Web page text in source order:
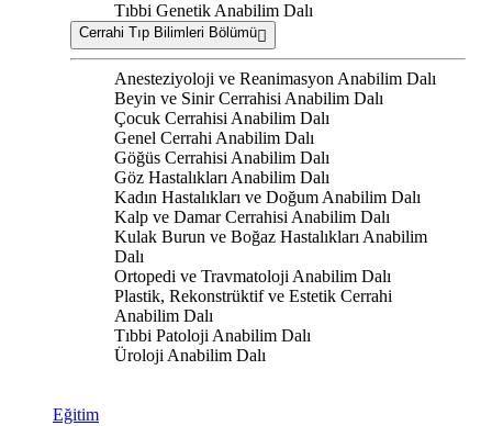
Tıbbi Genetik Anabilim Dalı
Cerrahi Tıp Bilimleri Bölümü
Anesteziyoloji ve Reanimasyon Anabilim Dalı
Beyin ve Sinir Cerrahisi Anabilim Dalı
Çocuk Cerrahisi Anabilim Dalı
Genel Cerrahi Anabilim Dalı
Göğüs Cerrahisi Anabilim Dalı
Göz Hastalıkları Anabilim Dalı
Kadın Hastalıkları ve Doğum Anabilim Dalı
Kalp ve Damar Cerrahisi Anabilim Dalı
Kulak Burun ve Boğaz Hastalıkları Anabilim
Dalı
Ortopedi ve Travmatoloji Anabilim Dalı
Plastik, Rekonstrüktif ve Estetik Cerrahi
Anabilim Dalı
Tıbbi Patoloji Anabilim Dalı
Üroloji Anabilim Dalı
Eğitim